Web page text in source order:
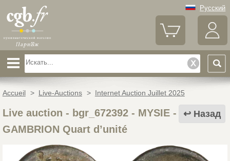
Русский
Accueil > Live-Auctions > Internet Auction Juillet 2025
Назад
Live auction - bgr_672392- MYSIE -
GAMBRION Quart d’unité